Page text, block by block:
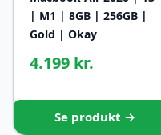
| M1 | 8GB | 256GB |
Gold | Okay
4.199 kr.
Se produkt →